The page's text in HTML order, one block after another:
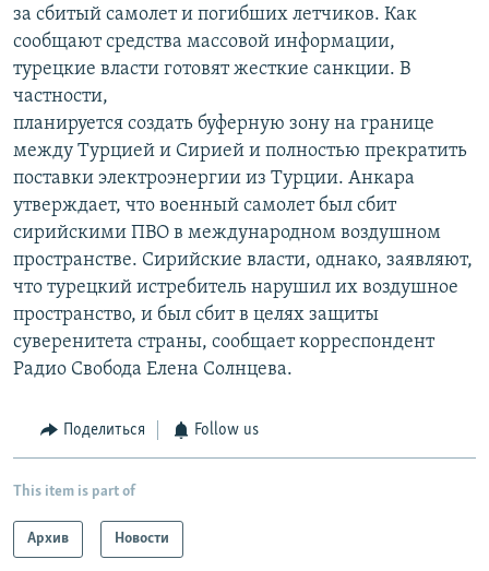
за сбитый самолет и погибших летчиков. Как
сообщают средства массовой информации,
турецкие власти готовят жесткие санкции. В
частности,
планируется создать буферную зону на границе
между Турцией и Сирией и полностью прекратить
поставки электроэнергии из Турции. Анкара
утверждает, что военный самолет был сбит
сирийскими ПВО в международном воздушном
пространстве. Сирийские власти, однако, заявляют,
что турецкий истребитель нарушил их воздушное
пространство, и был сбит в целях защиты
суверенитета страны, сообщает корреспондент
Радио Свобода Елена Солнцева.
Поделиться Follow us
This item is part of
Архив Новости